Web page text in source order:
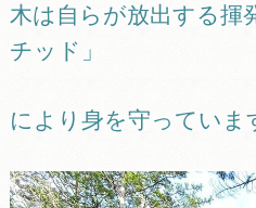
木は自らが放出する揮
チッド」
により身を守っていま